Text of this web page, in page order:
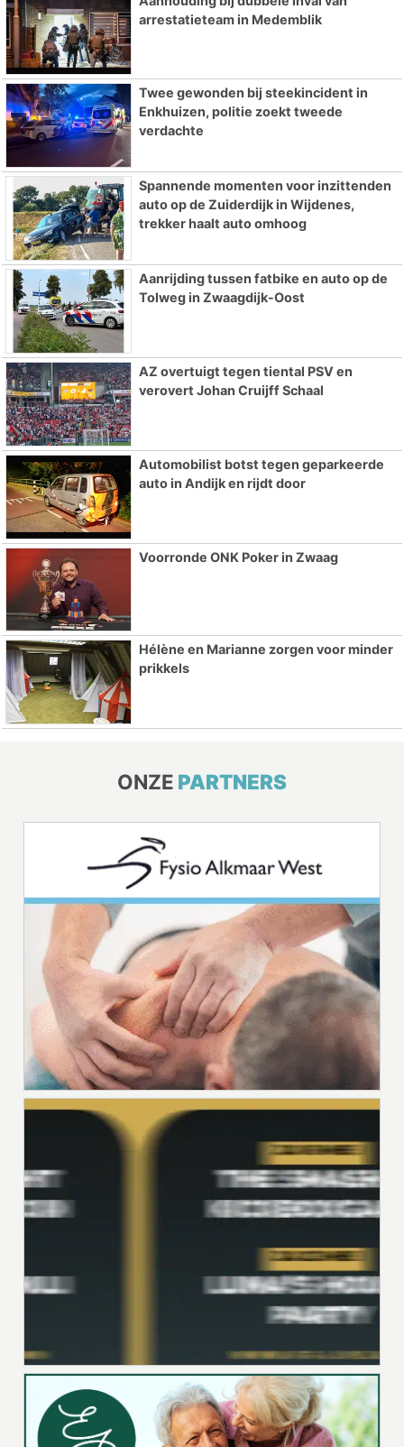
arrestatieteam in Medemblik
Twee gewonden bij steekincident in
Enkhuizen, politie zoekt tweede
verdachte
Spannende momenten voor inzittenden
auto op de Zuiderdijk in Wijdenes,
trekker haalt auto omhoog
Aanrijding tussen fatbike en auto op de
Tolweg in Zwaagdijk-Oost
AZ overtuigt tegen tiental PSV en
verovert Johan Cruijff Schaal
Automobilist botst tegen geparkeerde
auto in Andijk en rijdt door
Voorronde ONK Poker in Zwaag
Hélène en Marianne zorgen voor minder
prikkels
ONZE PARTNERS